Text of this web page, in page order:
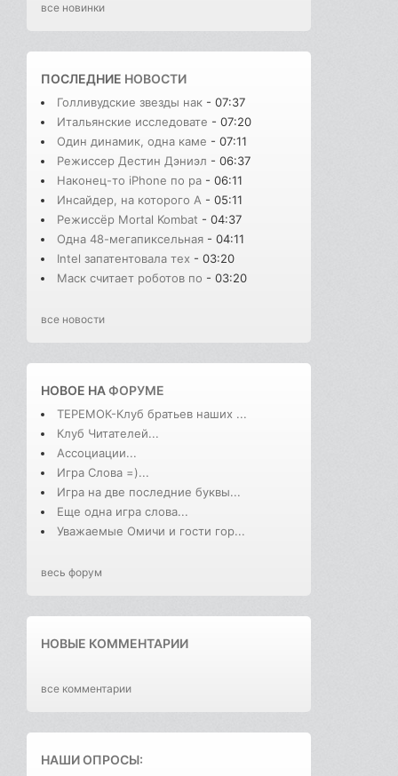
все новинки
ПОСЛЕДНИЕ НОВОСТИ
Голливудские звезды нак - 07:37
Итальянские исследовате - 07:20
Один динамик, одна каме - 07:11
Режиссер Дестин Дэниэл - 06:37
Наконец-то iPhone по ра - 06:11
Инсайдер, на которого A - 05:11
Режиссёр Mortal Kombat - 04:37
Одна 48-мегапиксельная - 04:11
Intel запатентовала тех - 03:20
Маск считает роботов по - 03:20
все новости
НОВОЕ НАФОРУМЕ
ТЕРЕМОК-Клуб братьев наших ...
Клуб Читателей...
Ассоциации...
Игра Слова =)...
Игра на две последние буквы...
Еще одна игра слова...
Уважаемые Омичи и гости гор...
весь форум
НОВЫЕ КОММЕНТАРИИ
все комментарии
НАШИ ОПРОСЫ: